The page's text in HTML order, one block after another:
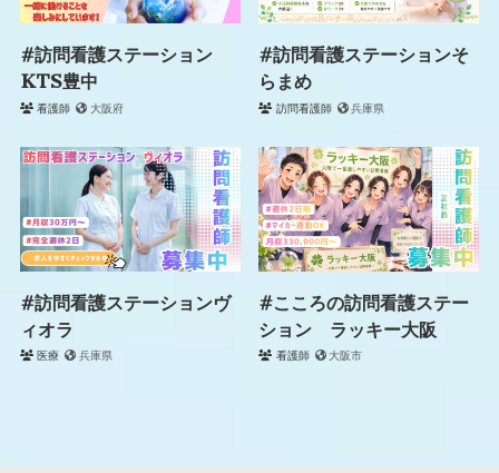
#訪問看護ステーション
KTS豊中
看護師 大阪府
#訪問看護ステーションそ
らまめ
訪問看護師 兵庫県
#訪問看護ステーションヴ
ィオラ
医療 兵庫県
#こころの訪問看護ステー
ション ラッキー大阪
看護師 大阪市